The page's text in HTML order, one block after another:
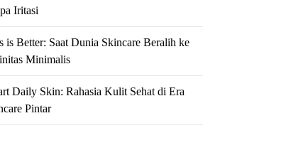
Iritasi
is Better: Saat Dunia Skincare Beralih ke
Minimalis
Daily Skin: Rahasia Kulit Sehat di Era
Pintar